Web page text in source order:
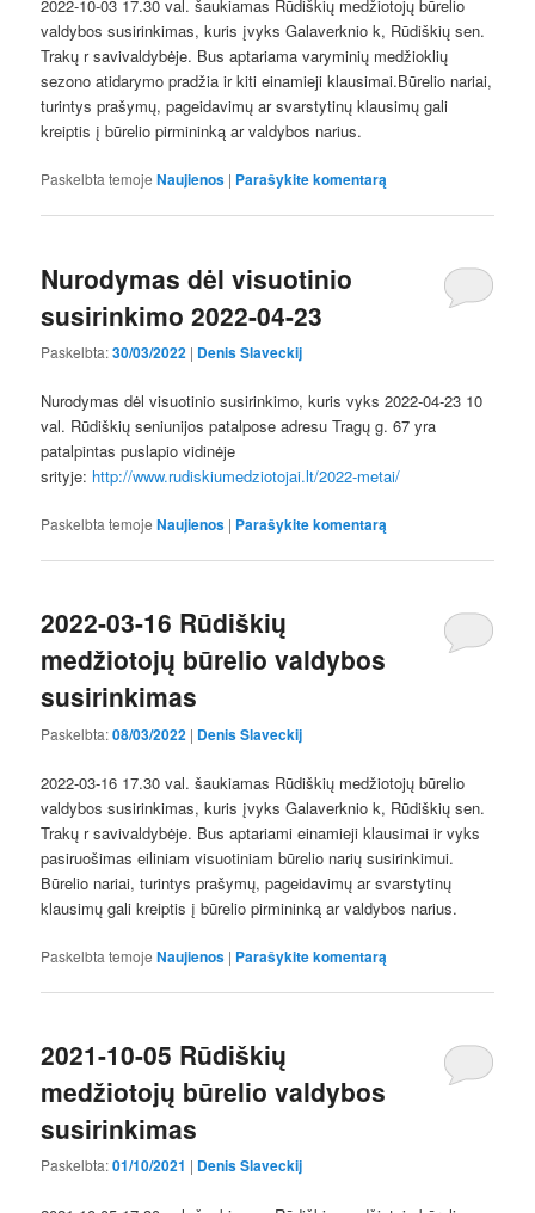
2022-10-03 17.30 val. šaukiamas Rūdiškių medžiotojų būrelio
valdybos susirinkimas, kuris įvyks Galaverknio k, Rūdiškių sen.
Trakų r savivaldybėje. Bus aptariama varyminių medžioklių
sezono atidarymo pradžia ir kiti einamieji klausimai.Būrelio nariai,
turintys prašymų, pageidavimų ar svarstytinų klausimų gali
kreiptis į būrelio pirmininką ar valdybos narius.
Paskelbta temoje Naujienos | Parašykite komentarą
Nurodymas dėl visuotinio
susirinkimo 2022-04-23
Paskelbta:30/03/2022 | Denis Slaveckij
Nurodymas dėl visuotinio susirinkimo, kuris vyks 2022-04-23 10
val. Rūdiškių seniunijos patalpose adresu Tragų g. 67 yra
patalpintas puslapio vidinėje
srityje: http://www.rudiskiumedziotojai.lt/2022-metai/
Paskelbta temoje Naujienos | Parašykite komentarą
2022-03-16 Rūdiškių
medžiotojų būrelio valdybos
susirinkimas
Paskelbta:08/03/2022 | Denis Slaveckij
2022-03-16 17.30 val. šaukiamas Rūdiškių medžiotojų būrelio
valdybos susirinkimas, kuris įvyks Galaverknio k, Rūdiškių sen.
Trakų r savivaldybėje. Bus aptariami einamieji klausimai ir vyks
pasiruošimas eiliniam visuotiniam būrelio narių susirinkimui.
Būrelio nariai, turintys prašymų, pageidavimų ar svarstytinų
klausimų gali kreiptis į būrelio pirmininką ar valdybos narius.
Paskelbta temoje Naujienos | Parašykite komentarą
2021-10-05 Rūdiškių
medžiotojų būrelio valdybos
susirinkimas
Paskelbta:01/10/2021 | Denis Slaveckij